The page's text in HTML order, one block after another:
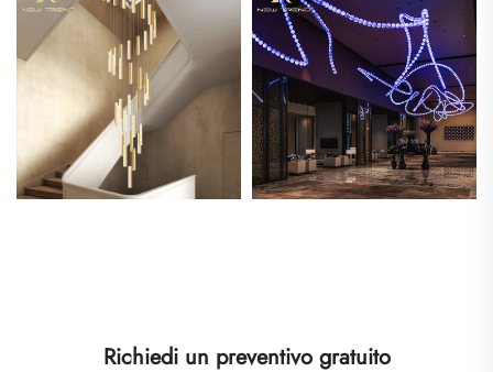
Richiedi un preventivo gratuito